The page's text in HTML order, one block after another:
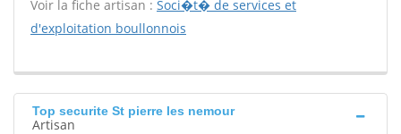
Voir la fiche artisan : Soci�t� de services et
d'exploitation boullonnois
Top securite St pierre les nemour
Artisan